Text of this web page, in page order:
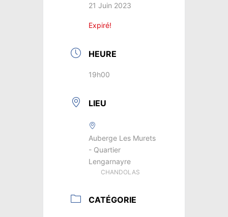
21 Juin 2023
Expiré!
HEURE
19h00
LIEU
Auberge Les Murets
- Quartier
Lengarnayre
CHANDOLAS
CATÉGORIE